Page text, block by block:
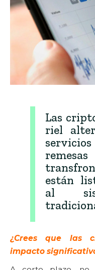
Las
riel
están
al
¿Crees que las
impacto